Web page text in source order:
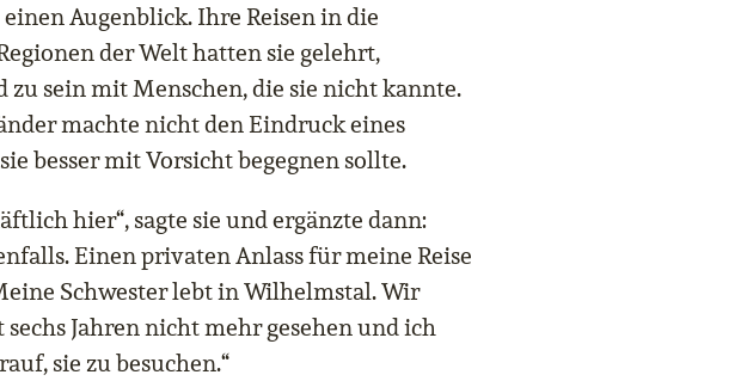
Augenblick. Ihre Reisen in die
der Welt hatten sie gelehrt,
zu sein mit Menschen, die sie nicht kannte.
machte nicht den Eindruck eines
besser mit Vorsicht begegnen sollte.
hier“, sagte sie und ergänzte dann:
Einen privaten Anlass für meine Reise
Schwester lebt in Wilhelmstal. Wir
sechs Jahren nicht mehr gesehen und ich
sie zu besuchen.“